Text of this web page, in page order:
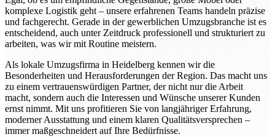
komplexe Logistik geht – unsere erfahrenen Teams handeln präzise
und fachgerecht. Gerade in der gewerblichen Umzugsbranche ist es
entscheidend, auch unter Zeitdruck professionell und strukturiert zu
arbeiten, was wir mit Routine meistern.
Als lokale Umzugsfirma in Heidelberg kennen wir die
Besonderheiten und Herausforderungen der Region. Das macht uns
zu einem vertrauenswürdigen Partner, der nicht nur die Arbeit
macht, sondern auch die Interessen und Wünsche unserer Kunden
ernst nimmt. Mit uns profitieren Sie von langjähriger Erfahrung,
moderner Ausstattung und einem klaren Qualitätsversprechen –
immer maßgeschneidert auf Ihre Bedürfnisse.